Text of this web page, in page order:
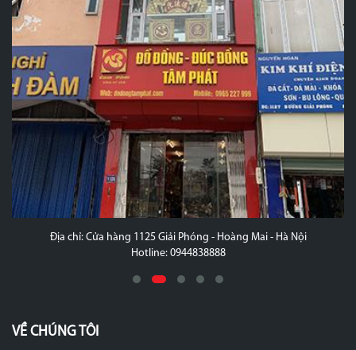
Địa chỉ: Cửa hàng 1125 Giải Phóng - Hoàng Mai - Hà Nội
Hotline: 0944838888
VỀ CHÚNG TÔI